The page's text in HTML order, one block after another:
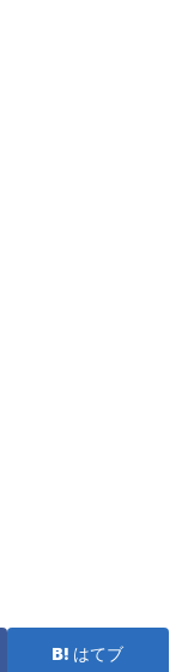
はてブ